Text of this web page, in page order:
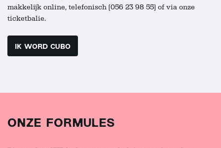
makkelijk online, telefonisch (056 23 98 55) of via onze
ticketbalie.
IK WORD CUBO
ONZE FORMULES